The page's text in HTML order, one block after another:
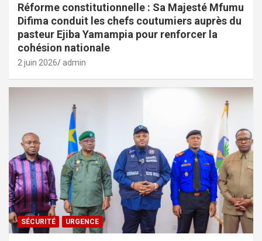
Réforme constitutionnelle : Sa Majesté Mfumu
Difima conduit les chefs coutumiers auprès du
pasteur Ejiba Yamampia pour renforcer la
cohésion nationale
2 juin 2026 admin
SÉCURITÉ URGENCE